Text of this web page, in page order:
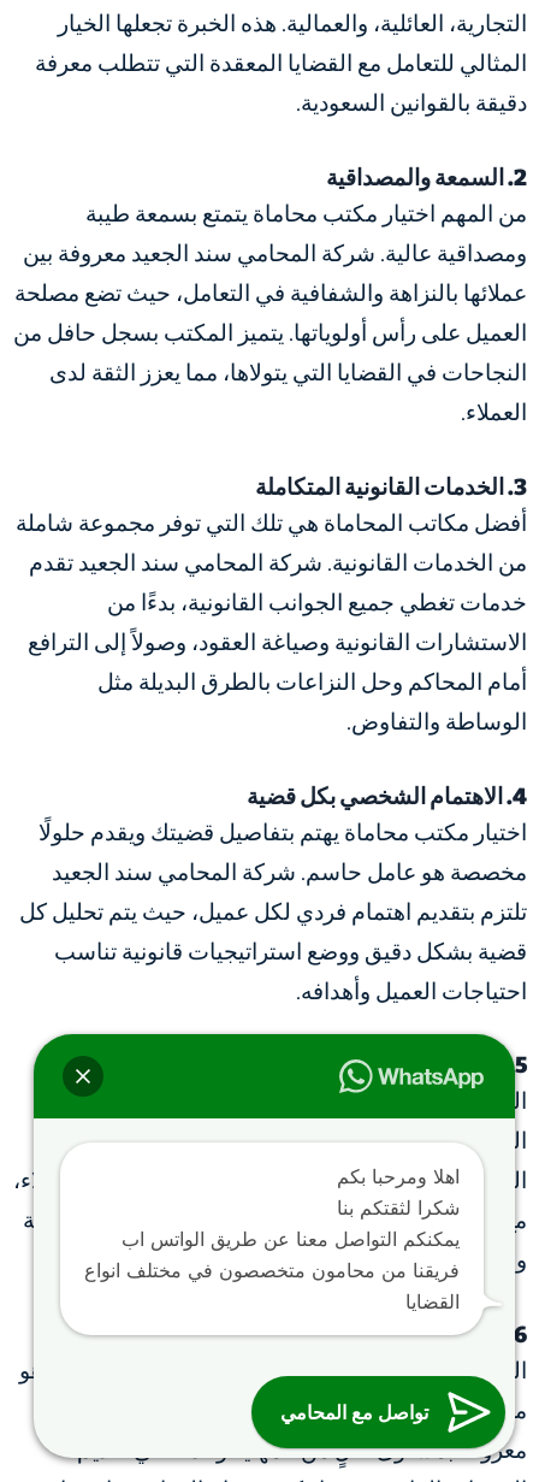
التجارية، العائلية، والعمالية. هذه الخبرة تجعلها الخيار
المثالي للتعامل مع القضايا المعقدة التي تتطلب معرفة
دقيقة بالقوانين السعودية.
2. السمعة والمصداقية
من المهم اختيار مكتب محاماة يتمتع بسمعة طيبة
ومصداقية عالية. شركة المحامي سند الجعيد معروفة بين
عملائها بالنزاهة والشفافية في التعامل، حيث تضع مصلحة
العميل على رأس أولوياتها. يتميز المكتب بسجل حافل من
النجاحات في القضايا التي يتولاها، مما يعزز الثقة لدى
العملاء.
3. الخدمات القانونية المتكاملة
أفضل مكاتب المحاماة هي تلك التي توفر مجموعة شاملة
من الخدمات القانونية. شركة المحامي سند الجعيد تقدم
خدمات تغطي جميع الجوانب القانونية، بدءًا من
الاستشارات القانونية وصياغة العقود، وصولاً إلى الترافع
أمام المحاكم وحل النزاعات بالطرق البديلة مثل
الوساطة والتفاوض.
4. الاهتمام الشخصي بكل قضية
اختيار مكتب محاماة يهتم بتفاصيل قضيتك ويقدم حلولًا
مخصصة هو عامل حاسم. شركة المحامي سند الجعيد
تلتزم بتقديم اهتمام فردي لكل عميل، حيث يتم تحليل كل
قضية بشكل دقيق ووضع استراتيجيات قانونية تناسب
احتياجات العميل وأهدافه.
5. القدرة على التواصل الفعّال
التواصل الجيد مع المحامي أمر بالغ الأهمية لضمان فهم
العميل لجميع الجوانب القانونية المتعلقة بقضيته. شركة
المحامي سند الجعيد توفر قنوات تواصل فعّالة مع العملاء،
مع الحرص على توضيح كل خطوة يتم اتخاذها في القضية
ومتابعة تطوراتها بشكل مستمر.
6. الالتزام بالمواعيد والمهنية
التزام المكتب بالمواعيد واحترافية التعامل مع القضايا هو
معيار آخر لاختيار الأفضل. شركة المحامي سند الجعيد
معروفة بمستوى عالٍ من المهنية والدقة في تقديم
تواصل مع المحامي
اهلا ومرحبا بكم
شكرا لثقتكم بنا
يمكنكم التواصل معنا عن طريق الواتس اب
فريقنا من محامون متخصصون في مختلف انواع
القضايا